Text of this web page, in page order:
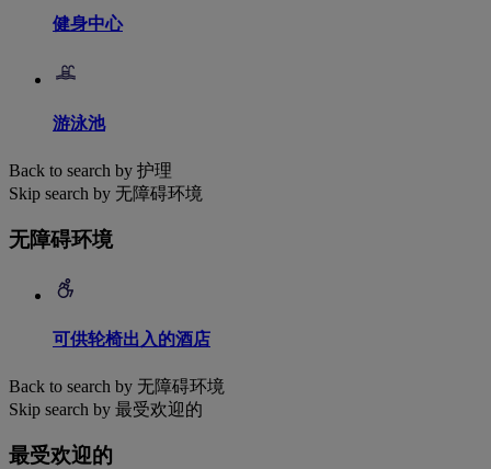
健身中心
游泳池
Back to search by 护理
Skip search by 无障碍环境
无障碍环境
可供轮椅出入的酒店
Back to search by 无障碍环境
Skip search by 最受欢迎的
最受欢迎的